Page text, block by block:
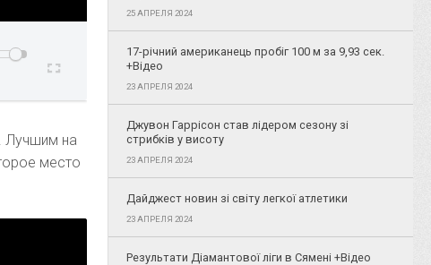
Лучшим на
место
25 АПРЕЛЯ 2024
17-річний американець пробіг 100 м за 9,93 сек.
+Відео
23 АПРЕЛЯ 2024
Джувон Гаррісон став лідером сезону зі
стрибків у висоту
23 АПРЕЛЯ 2024
Дайджест новин зі світу легкої атлетики
23 АПРЕЛЯ 2024
Результати Діамантової ліги в Сямені +Відео